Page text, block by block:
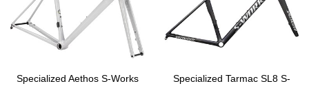
Specialized Aethos S-Works
Specialized Tarmac SL8 S-